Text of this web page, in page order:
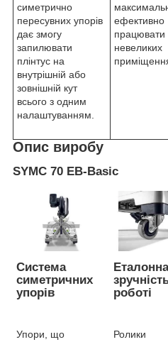
симетрично
пересувних упорів
дає змогу
запилювати
плінтус на
внутрішній або
зовнішній кут
всього з одним
налаштуванням.
ефективно
працювати
невеликих
Опис виробу
SYMC 70 EB-Basic
Система
симетричних
упорів
Еталонна
роботі
Упори, що
Ролики